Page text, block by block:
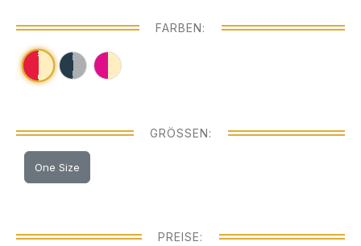
FARBEN:
GRÖSSEN:
One Size
PREISE: